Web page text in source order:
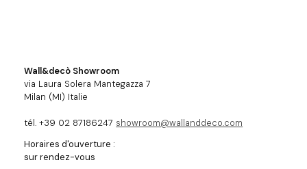
Wall&decò Showroom
via Laura Solera Mantegazza 7
Milan (MI) Italie
tél. +39 02 87186247 showroom@wallanddeco.com
Horaires d'ouverture :
sur rendez-vous